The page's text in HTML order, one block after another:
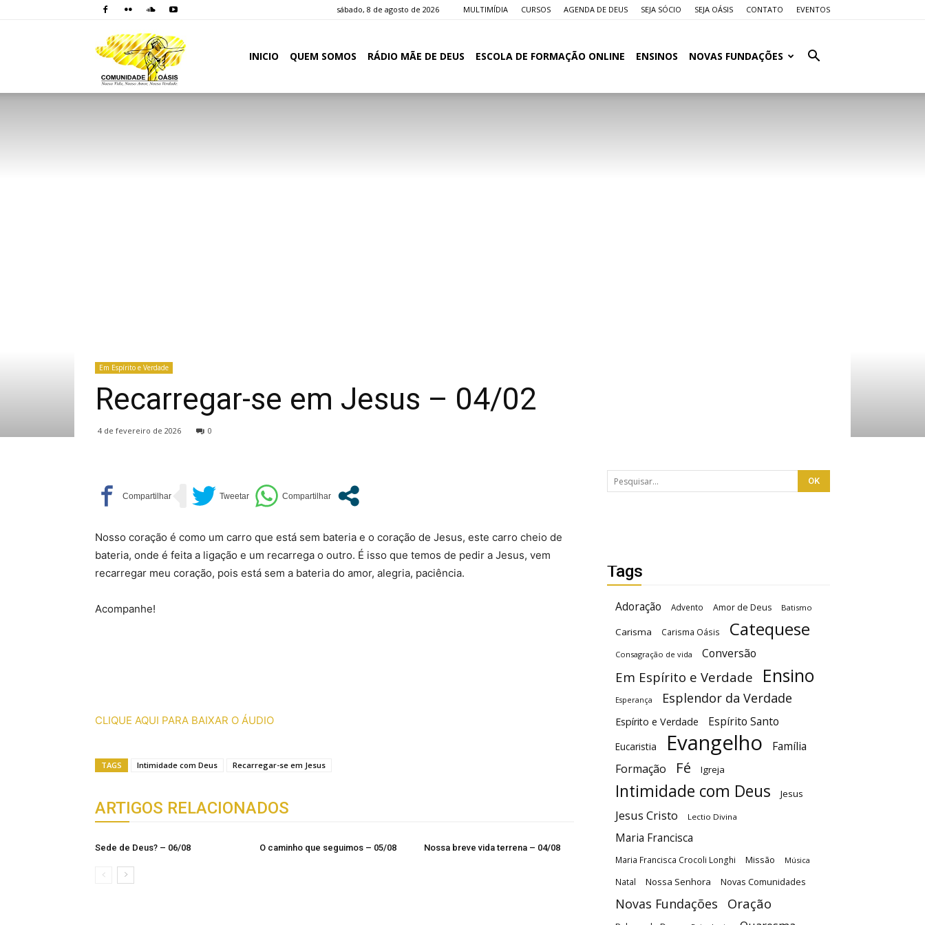
sábado, 8 de agosto de 2026 MULTIMÍDIA CURSOS AGENDA DE DEUS SEJA SÓCIO SEJA OÁSIS CONTATO EVENTOS
INICIO QUEM SOMOS RÁDIO MÃE DE DEUS ESCOLA DE FORMAÇÃO ONLINE ENSINOS NOVAS FUNDAÇÕES
Em Espírito e Verdade
Recarregar-se em Jesus – 04/02
4 de fevereiro de 2026 0
Nosso coração é como um carro que está sem bateria e o coração de Jesus, este carro cheio de
bateria, onde é feita a ligação e um recarrega o outro. É isso que temos de pedir a Jesus, vem
recarregar meu coração, pois está sem a bateria do amor, alegria, paciência.
Acompanhe!
CLIQUE AQUI PARA BAIXAR O ÁUDIO
TAGS Intimidade com Deus Recarregar-se em Jesus
ARTIGOS RELACIONADOS
Sede de Deus? – 06/08 O caminho que seguimos – 05/08 Nossa breve vida terrena – 04/08
Tags
Adoração Advento Amor de Deus Batismo
Carisma Carisma Oásis Catequese
Consagração de vida Conversão
Em Espírito e Verdade Ensino
Esperança Esplendor da Verdade
Espírito e Verdade Espírito Santo
Eucaristia Evangelho
Família
Formação
Fé Igreja
Intimidade com Deus Jesus
Jesus Cristo Lectio Divina
Maria Francisca
Maria Francisca Crocoli Longhi Missão Música
Natal Nossa Senhora Novas Comunidades
Novas Fundações Oração